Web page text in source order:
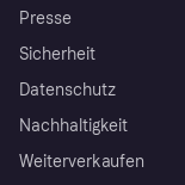
Presse
Sicherheit
Datenschutz
Nachhaltigkeit
Weiterverkaufen